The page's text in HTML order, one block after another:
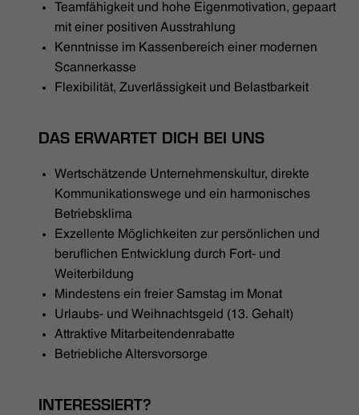
Teamfähigkeit und hohe Eigenmotivation, gepaart
mit einer positiven Ausstrahlung
Kenntnisse im Kassenbereich einer modernen
Scannerkasse
Flexibilität, Zuverlässigkeit und Belastbarkeit
DAS ERWARTET DICH BEI UNS
Wertschätzende Unternehmenskultur, direkte
Kommunikationswege und ein harmonisches
Betriebsklima
Exzellente Möglichkeiten zur persönlichen und
beruflichen Entwicklung durch Fort- und
Weiterbildung
Mindestens ein freier Samstag im Monat
Urlaubs- und Weihnachtsgeld (13. Gehalt)
Attraktive Mitarbeitendenrabatte
Betriebliche Altersvorsorge
INTERESSIERT?